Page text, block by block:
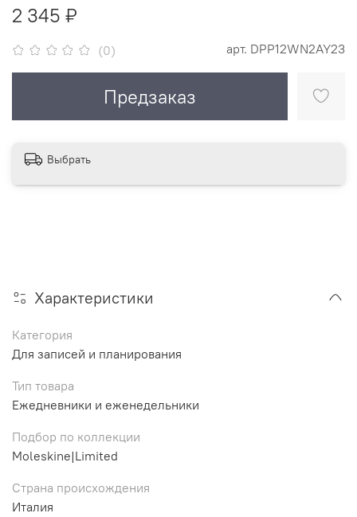
(0) арт. DPP12WN2AY23
2 345 ₽
Предзаказ
Выбрать
Характеристики
Категория
Для записей и планирования
Тип товара
Ежедневники и еженедельники
Подбор по коллекции
Moleskine|Limited
Страна происхождения
Италия